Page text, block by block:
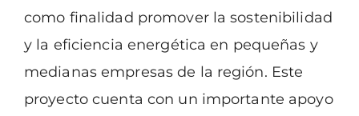
como finalidad promover la sostenibilidad
y la eficiencia energética en pequeñas y
medianas empresas de la región. Este
proyectocuenta con un importante apoyo